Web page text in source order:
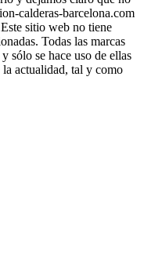
calderas-barcelona.com
sitio web no tiene
Todas las marcas
sólo se hace uso de ellas
actualidad, tal y como